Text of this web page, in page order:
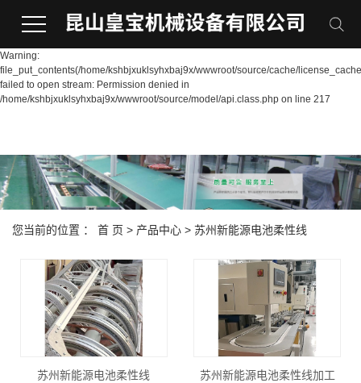
Warning:
file_put_contents(/home/kshbjxuklsyhxbaj9x/wwwroot/source/cache/
failed to open stream: Permission denied in
/home/kshbjxuklsyhxbaj9x/wwwroot/source/model/api.class.php on line 217
您当前的位置 ： 首 页 > 产品中心 > 苏州新能源电池柔性线
苏州新能源电池柔性线 苏州新能源电池柔性线加工